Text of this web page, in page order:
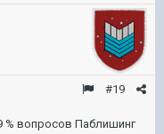
#19
% вопросов Паблишинг